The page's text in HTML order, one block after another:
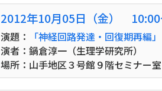
2012年10月05日（金）
演題：
「神経回路発達・回復期再編」
演者：鍋倉淳一（生理学研究所）
場所：山手地区３号館９階セミナー